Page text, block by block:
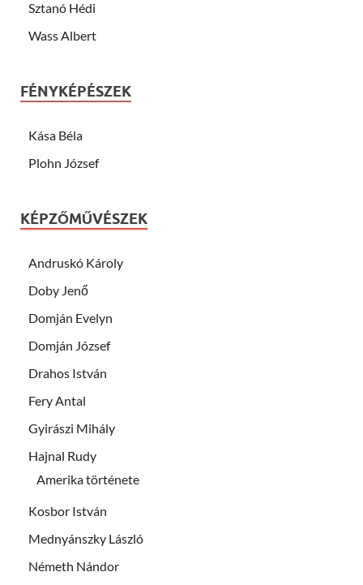
Sztanó Hédi
Wass Albert
FÉNYKÉPÉSZEK
Kása Béla
Plohn József
KÉPZŐMŰVÉSZEK
Andruskó Károly
Doby Jenő
Domján Evelyn
Domján József
Drahos István
Fery Antal
Gyirászi Mihály
Hajnal Rudy
Amerika története
Kosbor István
Mednyánszky László
Németh Nándor